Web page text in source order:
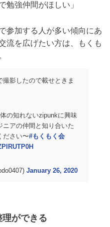
勉強仲間がほしい」
参加する人が多い傾向にあ
流を広げたい方は、もくも
影したので載せときま
の知れないzipunkに興味
アの仲間と知り合いた
ださい〜#もくもく会
January 26, 2020
ができる